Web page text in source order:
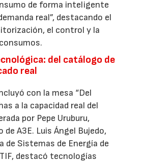
de forma inteligente
real”, destacando el
el control y la
del catálogo de
real
con la mesa “Del
a la capacidad real del
por Pepe Uruburu,
A3E. Luis Ángel Bujedo,
de Sistemas de Energía de
destacó tecnologías